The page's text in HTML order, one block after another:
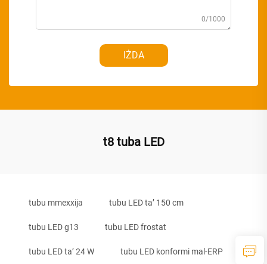
0/1000
IŻDA
t8 tuba LED
tubu mmexxija tubu LED ta’ 150 cm
tubu LED g13 tubu LED frostat
tubu LED ta’ 24 W tubu LED konformi mal-ERP